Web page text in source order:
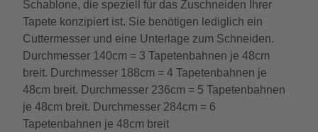
Schablone, die speziell für das Zuschneiden Ihrer
Tapete konzipiert ist. Sie benötigen lediglich ein
Cuttermesser und eine Unterlage zum Schneiden.
Durchmesser 140cm = 3 Tapetenbahnen je 48cm
breit. Durchmesser 188cm = 4 Tapetenbahnen je
48cm breit. Durchmesser 236cm = 5 Tapetenbahnen
je 48cm breit. Durchmesser 284cm = 6
Tapetenbahnen je 48cm breit